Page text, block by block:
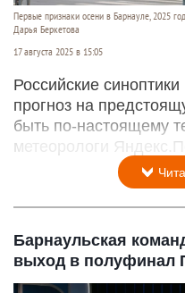
Первые признаки осени в Барнауле, 2025
Дарья Беркетова
17 августа 2025 в 15:05
Российские
прогноз на
быть по-настоящему
метеорологи
Барнаульская
выход в полуфинал